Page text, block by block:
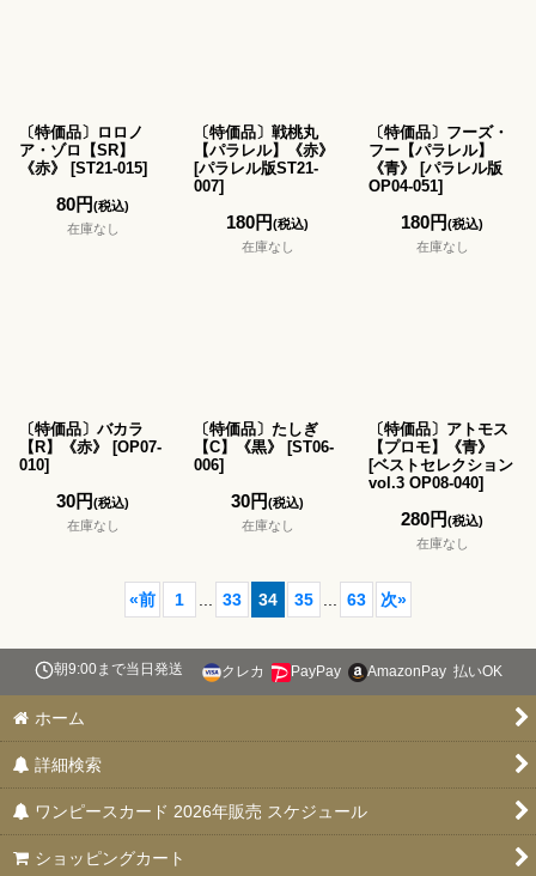
〔特価品〕ロロノ
ア・ゾロ【SR】
《赤》
[ST21-015]
80円(税込)
在庫なし
〔特価品〕戦桃丸
【パラレル】《赤》
[パラレル版ST21-
007]
180円(税込)
在庫なし
〔特価品〕フーズ・
フー【パラレル】
《青》
[パラレル版
OP04-051]
180円(税込)
在庫なし
〔特価品〕バカラ
【R】《赤》
[OP07-
010]
30円(税込)
在庫なし
〔特価品〕たしぎ
【C】《黒》
[ST06-
006]
30円(税込)
在庫なし
〔特価品〕アトモス
【プロモ】《青》
[ベストセレクション
vol.3 OP08-040]
280円(税込)
在庫なし
«前 1 33 34 35 63 次»
朝9:00まで当日発送 クレカ PayPay AmazonPay 払いOK
ホーム
詳細検索
ワンピースカード 2026年販売 スケジュール
ショッピングカート